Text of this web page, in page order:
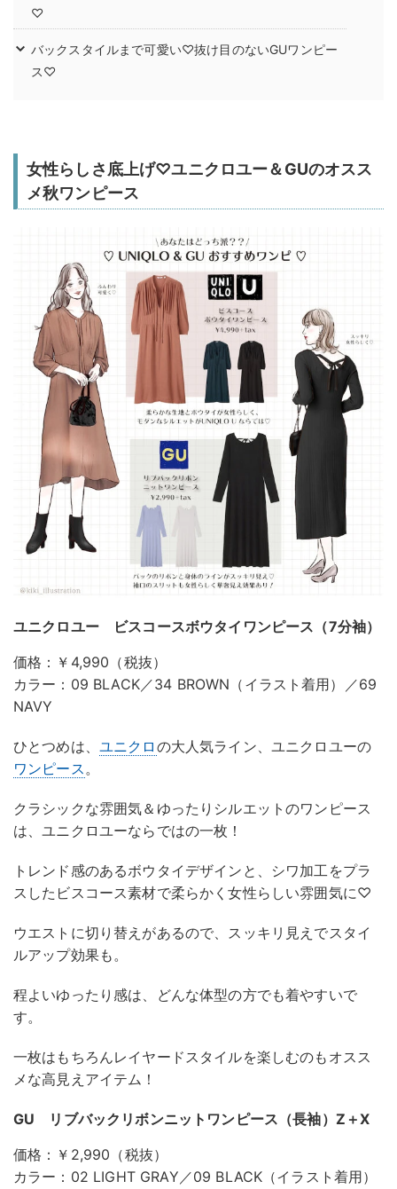
♡
バックスタイルまで可愛い♡抜け目のないGUワンピー
ス♡
女性らしさ底上げ♡ユニクロユー＆GUのオスス
メ秋ワンピース
ユニクロユー ビスコースボウタイワンピース（7分袖）
価格：￥4,990（税抜）
カラー：09 BLACK／34 BROWN（イラスト着用）／69
NAVY
ひとつめは、 ユニクロ の大人気ライン、ユニクロユーの
ワンピース。
クラシックな雰囲気＆ゆったりシルエットのワンピース
は、ユニクロユーならではの一枚！
トレンド感のあるボウタイデザインと、シワ加工をプラ
スしたビスコース素材で柔らかく女性らしい雰囲気に♡
ウエストに切り替えがあるので、スッキリ見えでスタイ
ルアップ効果も。
程よいゆったり感は、どんな体型の方でも着やすいで
す。
一枚はもちろんレイヤードスタイルを楽しむのもオスス
メな高見えアイテム！
GU リブバックリボンニットワンピース（長袖）Z＋X
価格：￥2,990（税抜）
カラー：02 LIGHT GRAY／09 BLACK（イラスト着用）